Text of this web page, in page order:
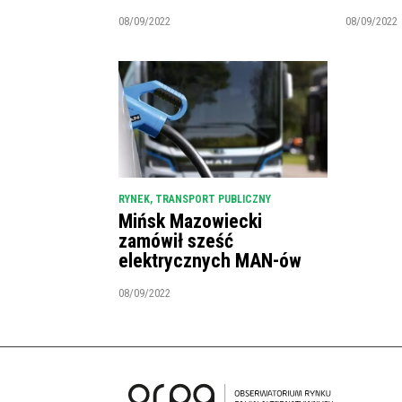
08/09/2022 08/09/2022
RYNEK, TRANSPORT PUBLICZNY
Mińsk Mazowiecki
zamówił sześć
elektrycznych MAN-ów
08/09/2022